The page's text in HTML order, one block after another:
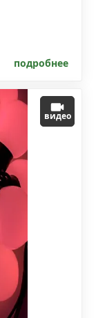
подробнее
видео